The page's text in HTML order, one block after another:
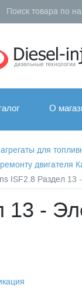
О
для
ISF2.8 Раздел 13
13 -